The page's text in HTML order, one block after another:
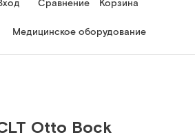
Сравнение Корзина
Медицинское оборудование
Otto Bock